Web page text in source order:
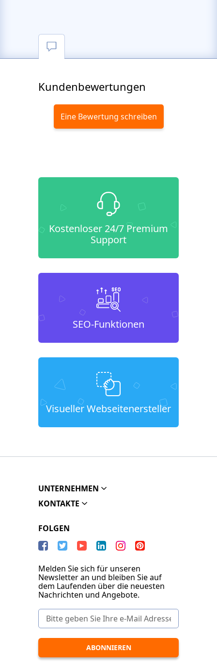
Kundenbewertungen
Eine Bewertung schreiben
Kostenloser 24/7 Premium
Support
SEO-Funktionen
Visueller Webseitenersteller
UNTERNEHMEN
KONTAKTE
FOLGEN
Melden Sie sich für unseren
Newsletter an und bleiben Sie auf
dem Laufenden über die neuesten
Nachrichten und Angebote.